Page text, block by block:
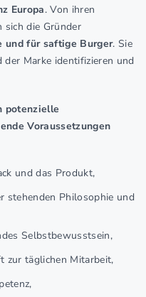
Europa. Von ihren
sich die Gründer
und für saftige Burger. Sie
Marke identifizieren und
potenzielle
Voraussetzungen
und das Produkt,
stehenden Philosophie und
Selbstbewusstsein,
zur täglichen Mitarbeit,